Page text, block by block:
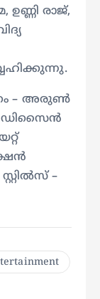
ഉണ്ണി രാജ്,
– അരുണ്‍
ഡിസൈൻ
–